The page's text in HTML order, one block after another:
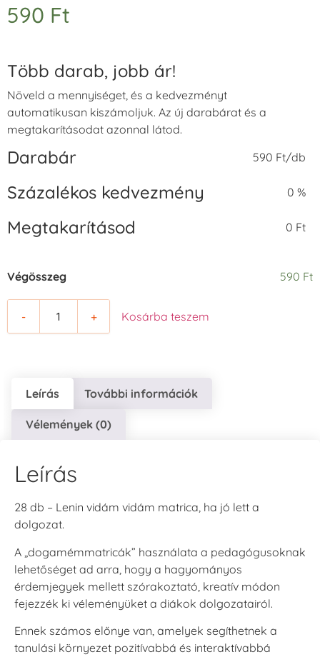
590 Ft
Több darab, jobb ár!
Növeld a mennyiséget, és a kedvezményt
automatikusan kiszámoljuk. Az új darabárat és a
megtakarításodat azonnal látod.
Darabár 590 Ft/db
Százalékos kedvezmény 0 %
Megtakarításod 0 Ft
Végösszeg 590 Ft
- + Kosárba teszem
Leírás További információk
Vélemények (0)
Leírás
28 db – Lenin vidám vidám matrica, ha jó lett a
dolgozat.
A „dogamémmatricák” használata a pedagógusoknak
lehetőséget ad arra, hogy a hagyományos
érdemjegyek mellett szórakoztató, kreatív módon
fejezzék ki véleményüket a diákok dolgozatairól.
Ennek számos előnye van, amelyek segíthetnek a
tanulási környezet pozitívabbá és interaktívabbá